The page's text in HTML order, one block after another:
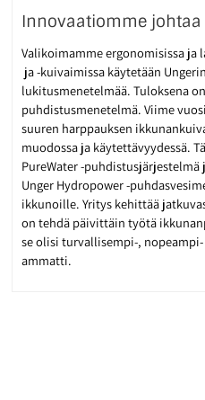
Innovaatiomme
Valikoimamme ergonomisissa ja
ja -kuivaimissa käytetään
lukitusmenetelmää. Tuloksena
puhdistusmenetelmä. Viime
suuren harppauksen
muodossa ja käytettävyydessä.
PureWater -
Unger Hydropower -
ikkunoille. Yritys kehittää
on tehdä päivittäin työtä
se olisi turvallisempi-,
ammatti.